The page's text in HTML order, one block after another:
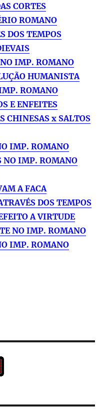
CORTES
ROMANO
DOS TEMPOS
NO IMP. ROMANO
HUMANISTA
ROMANO
E ENFEITES
CHINESAS x SALTOS
IMP. ROMANO
NO IMP. ROMANO
A FACA
DOS TEMPOS
A VIRTUDE
NO IMP. ROMANO
IMP. ROMANO